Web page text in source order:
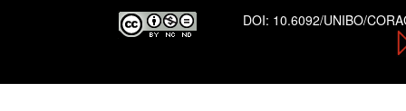
DOI: 10.6092/UNIBO/